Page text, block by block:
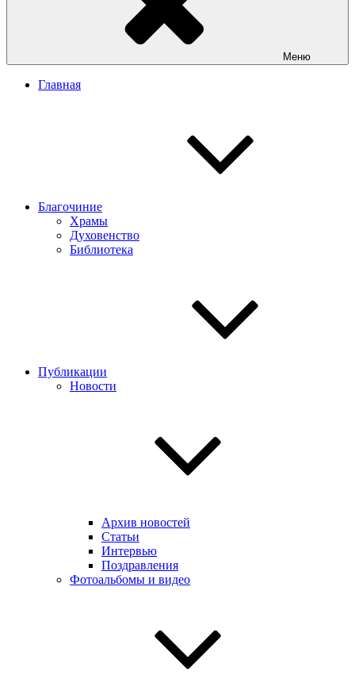
Меню
Главная
Благочиние
Храмы
Духовенство
Библиотека
Публикации
Новости
Архив новостей
Статьи
Интервью
Поздравления
Фотоальбомы и видео